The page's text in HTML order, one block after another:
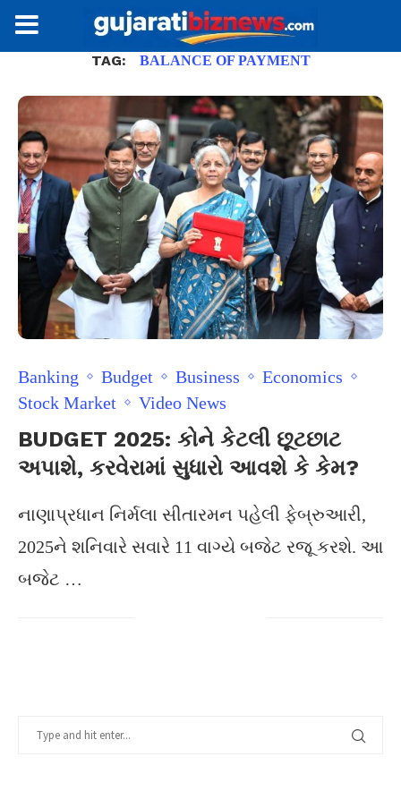
TAG: BALANCE OF PAYMENT
Banking Budget Business
Economics
Stock Market
Video News
BUDGET 2025: કોને કેટલી છૂટછાટ
અપાશે, કરવેરામાં સુધારો આવશે કે કેમ?
નાણાપ્રધાન નિર્મલા સીતારમન પહેલી ફેબ્રુઆરી,
2025ને શનિવારે સવારે 11 વાગ્યે બજેટ રજૂ કરશે. આ
બજેટ …